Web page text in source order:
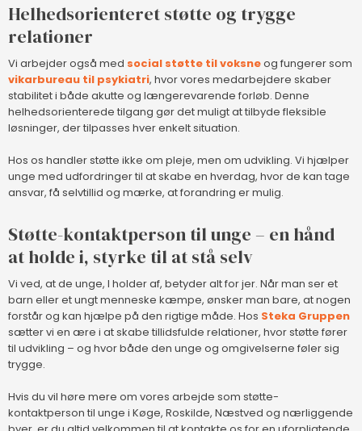
Helhedsorienteret støtte og trygge
relationer
Vi arbejder også med social støtte til voksneog fungerer som
vikarbureau til psykiatri, hvor vores medarbejdere skaber
stabilitet i både akutte og længerevarende forløb. Denne
helhedsorienterede tilgang gør det muligt at tilbyde fleksible
løsninger, der tilpasses hver enkelt situation.
Hos os handler støtte ikke om pleje, men om udvikling. Vi hjælper
unge med udfordringer til at skabe en hverdag, hvor de kan tage
ansvar, få selvtillid og mærke, at forandring er mulig.
Støtte-kontaktperson til unge – en hånd
at holde i, styrke til at stå selv
Vi ved, at de unge, I holder af, betyder alt for jer. Når man ser et
barn eller et ungt menneske kæmpe, ønsker man bare, at nogen
forstår og kan hjælpe på den rigtige måde. Hos Steka Gruppen
sætter vi en ære i at skabe tillidsfulde relationer, hvor støtte fører
til udvikling – og hvor både den unge og omgivelserne føler sig
trygge.
Hvis du vil høre mere om vores arbejde som støtte-
kontaktperson til unge i Køge, Roskilde, Næstved og nærliggende